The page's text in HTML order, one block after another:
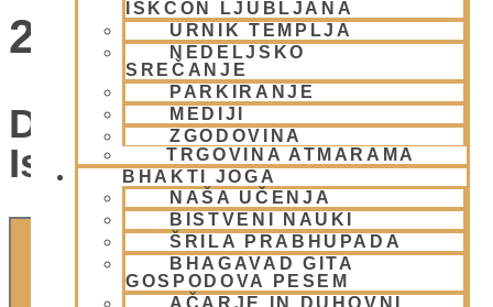
ISKCON LJUBLJANA
URNIK TEMPLJA
NEDELJSKO
SREČANJE
PARKIRANJE
MEDIJI
ZGODOVINA
TRGOVINA ATMARAMA
BHAKTI JOGA
NAŠA UČENJA
BISTVENI NAUKI
ŠRILA PRABHUPADA
BHAGAVAD GITA
GOSPODOVA PESEM
AČARJE IN DUHOVNI
2026
Dogodki Navigacija Za
Iskanje In Oglede